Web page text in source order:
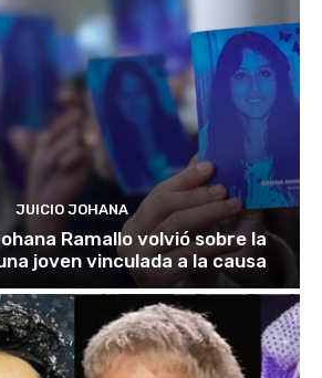
JUICIO JOHANA
Ramallo volvió sobre la
joven vinculada a la causa